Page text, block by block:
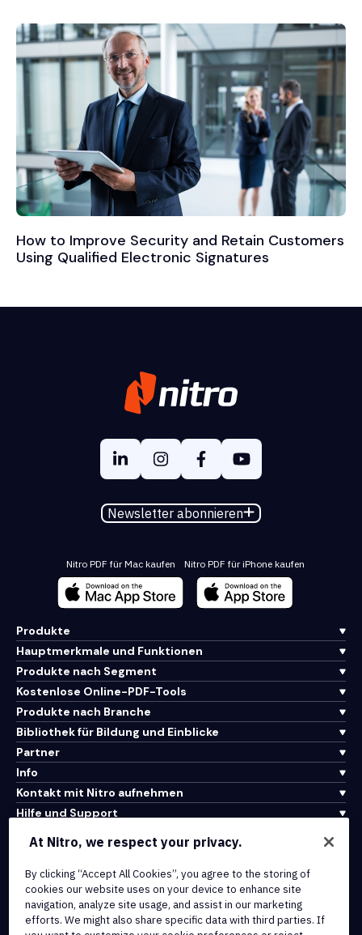
How to Improve Security and Retain Customers
Using Qualified Electronic Signatures
Newsletter abonnieren
Nitro PDF für Mac kaufen Nitro PDF für iPhone kaufen
Produkte
Hauptmerkmale und Funktionen
Produkte nach Segment
Kostenlose Online-PDF-Tools
Produkte nach Branche
Bibliothek für Bildung und Einblicke
Partner
Info
Kontakt mit Nitro aufnehmen
Hilfe und Support
Nutzungsbedingungen
Cookie-Richtlinie
Copyright-Richtlinie
Alle Bedingungen und Richtlinien
At Nitro, we respect your privacy.
By clicking “Accept All Cookies”, you agree to the storing of
cookies our website uses on your device to enhance site
navigation, analyze site usage, and assist in our marketing
efforts. We might also share specific data with third parties. If